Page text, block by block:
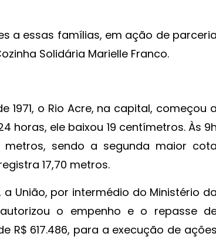
a essas famílias, em ação de parceria
Solidária Marielle Franco.
o Rio Acre, na capital, começou a
horas, ele baixou 19 centímetros. Às 9h
sendo a segunda maior cota
17,70 metros.
União, por intermédio do Ministério da
o empenho e o repasse
R$ 617.486, para a execução de ações